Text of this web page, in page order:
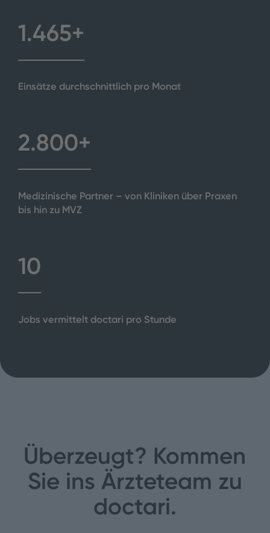
1.465+
Einsätze durchschnittlich pro Monat
2.800+
Medizinische Partner – von Kliniken über Praxen
bis hin zu MVZ
10
Jobs vermittelt doctari pro Stunde
Überzeugt? Kommen
Sie ins Ärzteteam zu
doctari.